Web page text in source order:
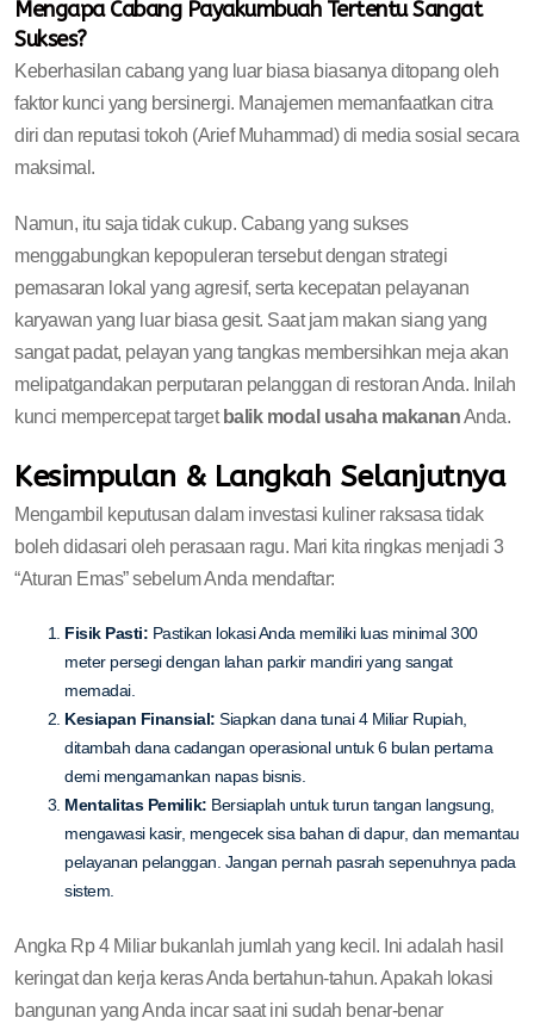
Mengapa Cabang Payakumbuah Tertentu Sangat
Sukses?
Keberhasilan cabang yang luar biasa biasanya ditopang oleh
faktor kunci yang bersinergi. Manajemen memanfaatkan citra
diri dan reputasi tokoh (Arief Muhammad) di media sosial secara
maksimal.
Namun, itu saja tidak cukup. Cabang yang sukses
menggabungkan kepopuleran tersebut dengan strategi
pemasaran lokal yang agresif, serta kecepatan pelayanan
karyawan yang luar biasa gesit. Saat jam makan siang yang
sangat padat, pelayan yang tangkas membersihkan meja akan
melipatgandakan perputaran pelanggan di restoran Anda. Inilah
kunci mempercepat target balik modal usaha makananAnda.
Kesimpulan & Langkah Selanjutnya
Mengambil keputusan dalam investasi kuliner raksasa tidak
boleh didasari oleh perasaan ragu. Mari kita ringkas menjadi 3
“Aturan Emas” sebelum Anda mendaftar:
Fisik Pasti: Pastikan lokasi Anda memiliki luas minimal 300
meter persegi dengan lahan parkir mandiri yang sangat
memadai.
Kesiapan Finansial: Siapkan dana tunai 4 Miliar Rupiah,
ditambah dana cadangan operasional untuk 6 bulan pertama
demi mengamankan napas bisnis.
Mentalitas Pemilik: Bersiaplah untuk turun tangan langsung,
mengawasi kasir, mengecek sisa bahan di dapur, dan memantau
pelayanan pelanggan. Jangan pernah pasrah sepenuhnya pada
sistem.
Angka Rp 4 Miliar bukanlah jumlah yang kecil. Ini adalah hasil
keringat dan kerja keras Anda bertahun-tahun. Apakah lokasi
bangunan yang Anda incar saat ini sudah benar-benar